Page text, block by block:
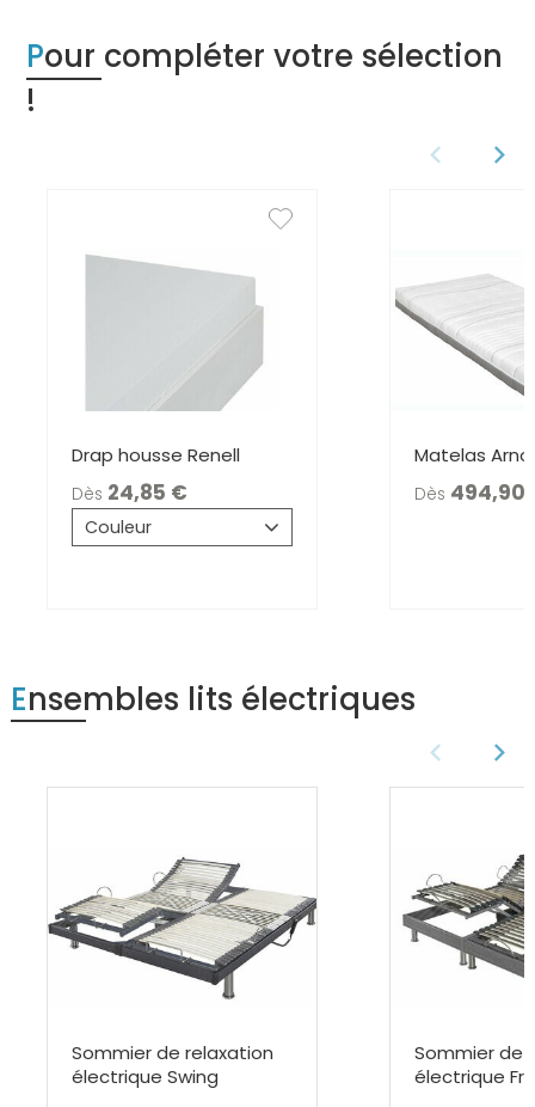
Pour compléter votre sélection
!
Drap housse Renell
Dès 24,85
Couleur
Matelas
Dès
Ensembles lits électriques
Sommier de relaxation
électrique Swing
Sommier de
électrique